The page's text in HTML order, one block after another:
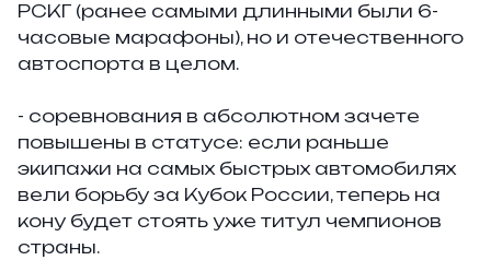
РСКГ (ранее самыми длинными были 6-
часовые марафоны), но и отечественного
автоспорта в целом.
- соревнования в абсолютном зачете
повышены в статусе: если раньше
экипажи на самых быстрых автомобилях
вели борьбу за Кубок России, теперь на
кону будет стоять уже титул чемпионов
страны.